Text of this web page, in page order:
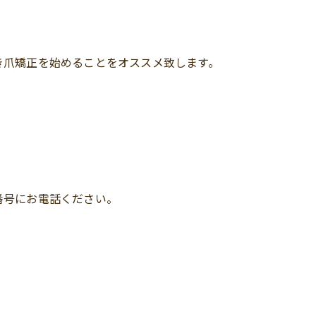
矯正を始めることをオススメ致します。
にお電話ください。